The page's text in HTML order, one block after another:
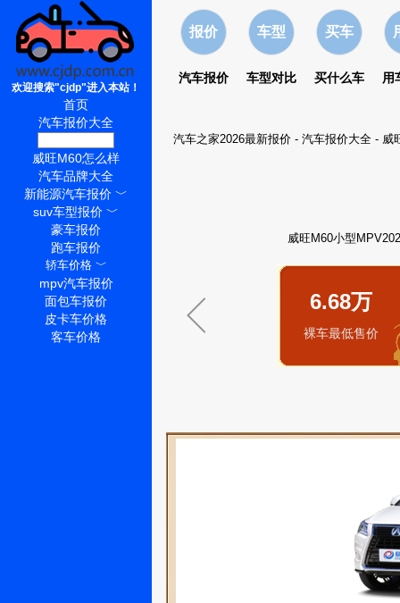
报价
汽车报价
车型
车型对比
买车
买什么车 用
汽车之家2026最新报价 - 汽车报价大全 - 威
威旺M60小型
6.68万
裸车最低售价
欢迎搜索"cjdp"进入本站！
首页
汽车报价大全
威旺M60怎么样
汽车品牌大全
新能源汽车报价 ﹀
suv车型报价 ﹀
豪车报价
跑车报价
轿车价格﹀
mpv汽车报价
面包车报价
皮卡车价格
客车价格